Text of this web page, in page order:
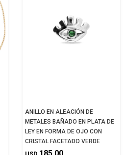
ANILLO EN ALEACIÓN DE
METALES BAÑADO EN PLATA DE
LEY EN FORMA DE OJO CON
CRISTAL FACETADO VERDE
USD 185,00